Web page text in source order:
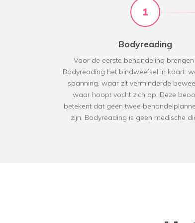
1
Bodyreading
Voor de eerste behandeling
Bodyreading het bindweefsel in kaart:
spanning, waar zit verminderde
waar hoopt vocht zich op. Deze
betekent dat geen twee
zijn. Bodyreading is geen medische